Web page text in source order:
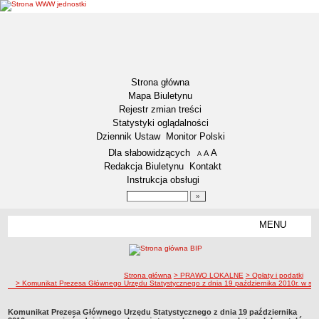
Strona główna
Mapa Biuletynu
Rejestr zmian treści
Statystyki oglądalności
Dziennik Ustaw
Monitor Polski
Menu dodatkowe
Dla słabowidzących A pomniejsz czcionkę
A standardowy rozmiar czcionki
A
Redakcja Biuletynu
Kontakt
Instrukcja obsługi
MENU
Plan polowań zbiorowych
Harmonogram odbioru odpadów na 2023 rok.
Konkursy ofert
ścieżka nawigacji
Strona główna > PRAWO LOKALNE > Opłaty i podatki
> Komunikat Prezesa Głównego Urzędu Statystycznego z dnia 19 października 2010r. w
Komunikat Prezesa Głównego Urzędu Statystycznego z dnia 19 października